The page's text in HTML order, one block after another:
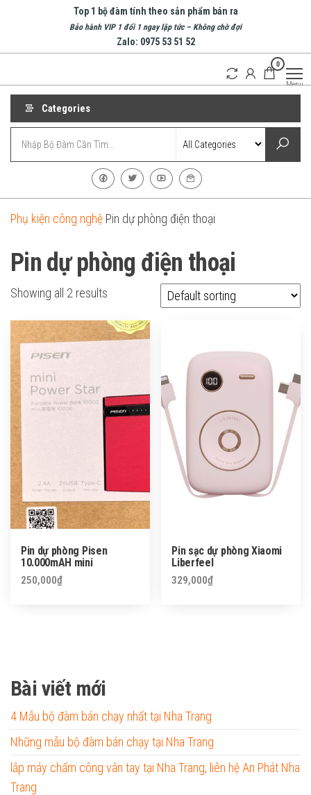
Top 1 bộ đàm tính theo sản phẩm bán ra
Bảo hành VIP 1 đổi 1 ngay lập tức – Không chờ đợi
Zalo: 0975 53 51 52
Đàm
Nha
Trang
Đàm
Cầm
đầu về
đàm
Nha
0
Menu
Categories
Phụ kiện công nghệ Pin dự phòng điện thoại
Pin dự phòng điện thoại
Showing all 2 results
Pin dự phòng Pisen
10.000mAH mini
250,000₫
Pin sạc dự phòng Xiaomi
Liberfeel
329,000₫
Bài viết mới
4 Mẫu bộ đàm bán chạy nhất tại Nha Trang
Những mẫu bộ đàm bán chạy tại Nha Trang
lắp máy chấm công vân tay tại Nha Trang, liên hệ An Phát Nha
Trang